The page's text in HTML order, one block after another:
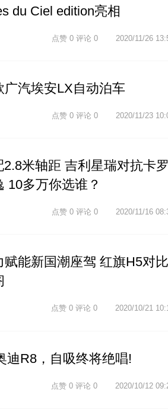
du Ciel edition亮相
2020/11/26
点赞 0 评论 0
广汽埃安LX自动泊车
2020/11/23
点赞 0 评论 0
2.8米轴距 吉利星瑞对抗卡罗
10多万你选谁？
2020/11/16
点赞 0 评论 0
赋能新国潮座驾 红旗H5对比
2020/10/21
点赞 0 评论 0
迪R8，自吸终将绝唱!
2020/10/12
点赞 0 评论 0